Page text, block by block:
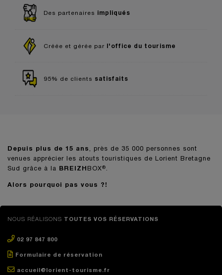
Des partenaires impliqués
Créée et gérée par l'office du tourisme
95% de clients satisfaits
Depuis plus de 15 ans
, près de 35 000 personnes sont
venues apprécier les atouts touristiques de Lorient Bretagne
Sud grâce à la BREIZH BOX®
Alors pourquoi pas vous ?!
NOUS RÉALISONS TOUTES VOS RÉSERVATIONS
02 97 847 800
Formulaire de réservation
accueil@lorient-tourisme.fr